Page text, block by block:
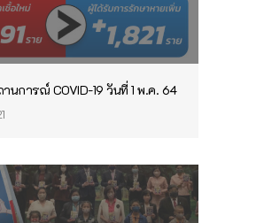
านการณ์ COVID-19 วันที่ 1 พ.ค. 64